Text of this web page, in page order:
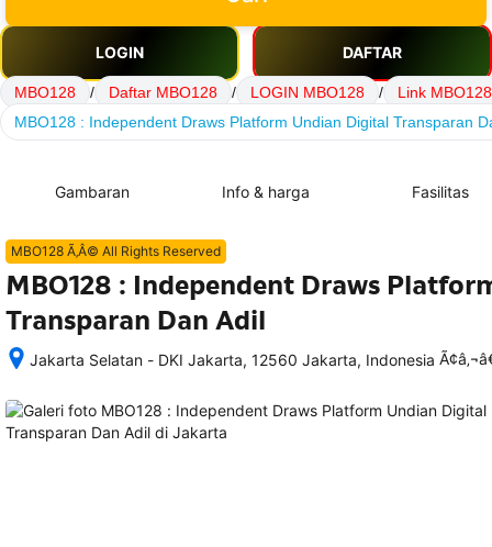
LOGIN DAFTAR
MBO128 / Daftar MBO128 / LOGIN MBO128 /
Link MBO128
MBO128 : Independent Draws Platform Undian Digital Transparan
Gambaran Info & harga Fasilitas
MBO128 Ã‚Â© All Rights Reserved
MBO128 : Independent Draws
Transparan Dan Adil
Jakarta Selatan - DKI Jakarta, 12560 Jakarta, Indonesia
memesan,
rincian